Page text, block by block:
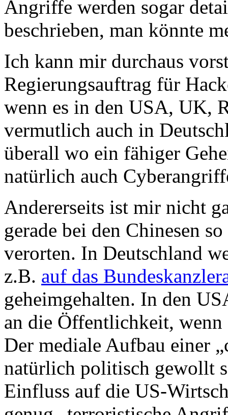
Angriffe werden sogar
beschrieben, man könnte
Ich kann mir durchaus
Regierungsauftrag für
wenn es in den USA, UK,
vermutlich auch in
überall wo ein fähiger
natürlich auch
Andererseits ist mir nicht
gerade bei den Chinesen so
verorten. In Deutschland
z.B. auf das
geheimgehalten. In den
an die Öffentlichkeit,
Der mediale Aufbau einer
natürlich politisch gewollt
Einfluss auf die US-